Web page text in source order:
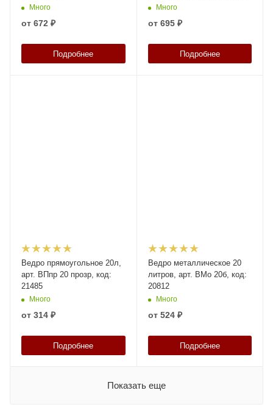
Много
от 672 ₽
Подробнее
21998
Много
от 695 ₽
Подробнее
Ведро прямоугольное 20л,
арт. ВПпр 20 прозр, код:
21485
Много
от 314 ₽
Подробнее
Ведро металлическое 20
литров, арт. ВМо 20б, код:
20812
Много
от 524 ₽
Подробнее
Показать еще